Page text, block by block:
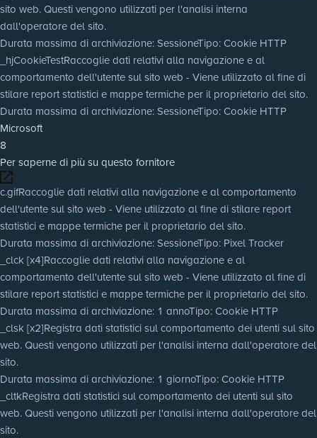
sito web. Questi vengono utilizzati per l'analisi interna
dall'operatore del sito.
Durata massima di archiviazione: SessioneTipo: Cookie HTTP
_hjCookieTestRaccoglie dati relativi alla navigazione e al
comportamento dell'utente sul sito web - Viene utilizzato al fine di
stilare report statistici e mappe termiche per il proprietario del sito.
Durata massima di archiviazione: SessioneTipo: Cookie HTTP
Microsoft
8
Per saperne di più su questo fornitore
c.gifRaccoglie dati relativi alla navigazione e al comportamento
dell'utente sul sito web - Viene utilizzato al fine di stilare report
statistici e mappe termiche per il proprietario del sito.
Durata massima di archiviazione: SessioneTipo: Pixel Tracker
_clck [x4]Raccoglie dati relativi alla navigazione e al
comportamento dell'utente sul sito web - Viene utilizzato al fine di
stilare report statistici e mappe termiche per il proprietario del sito.
Durata massima di archiviazione: 1 annoTipo: Cookie HTTP
_clsk [x2]Registra dati statistici sul comportamento dei utenti sul sito
web. Questi vengono utilizzati per l'analisi interna dall'operatore del
sito.
Durata massima di archiviazione: 1 giornoTipo: Cookie HTTP
_cltkRegistra dati statistici sul comportamento dei utenti sul sito
web. Questi vengono utilizzati per l'analisi interna dall'operatore del
sito.